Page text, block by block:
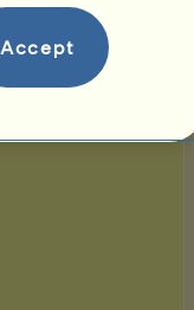
31.07.2026
11.07.2026
Accept